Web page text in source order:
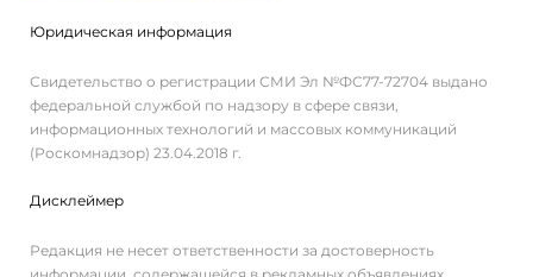
Юридическая информация
Свидетельство о регистрации СМИ Эл №ФС77-72704 выдано
федеральной службой по надзору в сфере связи,
информационных технологий и массовых коммуникаций
(Роскомнадзор) 23.04.2018 г.
Дисклеймер
Редакция не несет ответственности за достоверность